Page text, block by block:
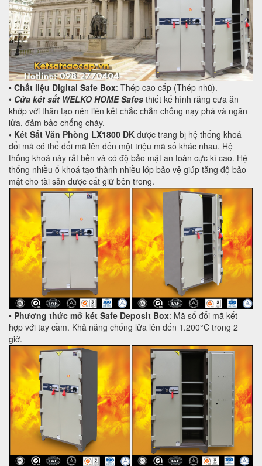
• Chất liệu Digital Safe Box: Thép cao cấp (Thép nhũ).
• Cửa két sắt WELKO HOME Safes thiết kế hình răng cưa ăn
khớp với thân tạo nên liên kết chắc chắn chống nạy phá và ngăn
lửa, đảm bảo chống cháy.
• Két Sắt Văn Phòng LX1800 DK được trang bị hệ thống khoá
đổi mã có thể đổi mã lên đến một triệu mã số khác nhau. Hệ
thống khoá này rất bền và có độ bảo mật an toàn cực kì cao. Hệ
thống nhiều ổ khoá tạo thành nhiều lớp bảo vệ giúp tăng độ bảo
mật cho tài sản được cất giữ bên trong.
• Phương thức mở két Safe Deposit Box: Mã số đổi mã kết
hợp với tay cầm. Khả năng chống lửa lên đến 1.200°C trong 2
giờ.